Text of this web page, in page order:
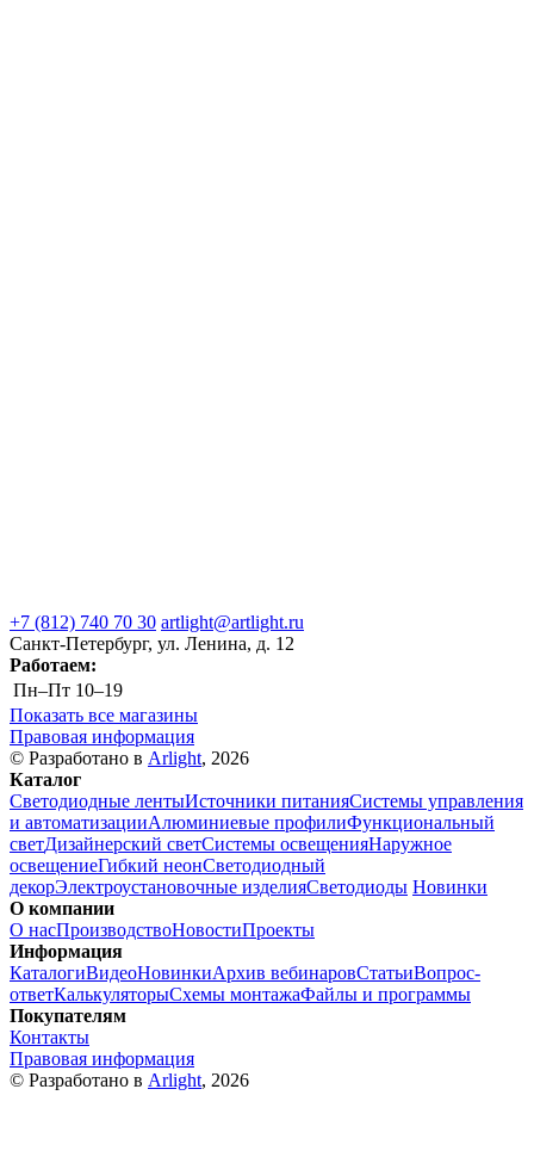
+7 (812) 740 70 30 artlight@artlight.ru
Санкт-Петербург, ул. Ленина, д. 12
Работаем:
Пн–Пт 10–19
Показать все магазины
Правовая информация
© Разработано в Arlight, 2026
Каталог
Светодиодные лентыИсточники питанияСистемы управления
и автоматизацииАлюминиевые профилиФункциональный
светДизайнерский светСистемы освещенияНаружное
освещениеГибкий неонСветодиодный
декорЭлектроустановочные изделияСветодиоды Новинки
О компании
О насПроизводствоНовостиПроекты
Информация
КаталогиВидеоНовинкиАрхив вебинаровСтатьиВопрос-
ответКалькуляторыСхемы монтажаФайлы и программы
Покупателям
Контакты
Правовая информация
© Разработано в Arlight, 2026